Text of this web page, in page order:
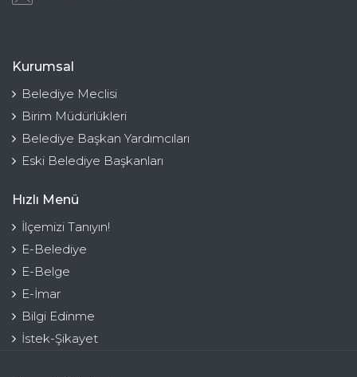
Kurumsal
Belediye Meclisi
Birim Müdürlükleri
Belediye Başkan Yardımcıları
Eski Belediye Başkanları
Hızlı Menü
İlçemizi Tanıyın!
E-Belediye
E-Belge
E-İmar
Bilgi Edinme
İstek-Şikayet